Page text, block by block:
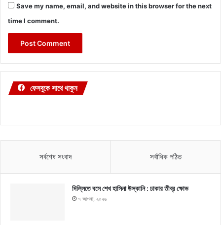
Save my name, email, and website in this browser for the next
time I comment.
ফেসবুকে সাথে থাকুন
সর্বশেষ সংবাদ সর্বাধিক পঠিত
দিল্লিতে বসে শেখ হাসিনা উস্কানি : ঢাকার তীব্র ক্ষোভ
৭ আগস্ট, ২০২৬